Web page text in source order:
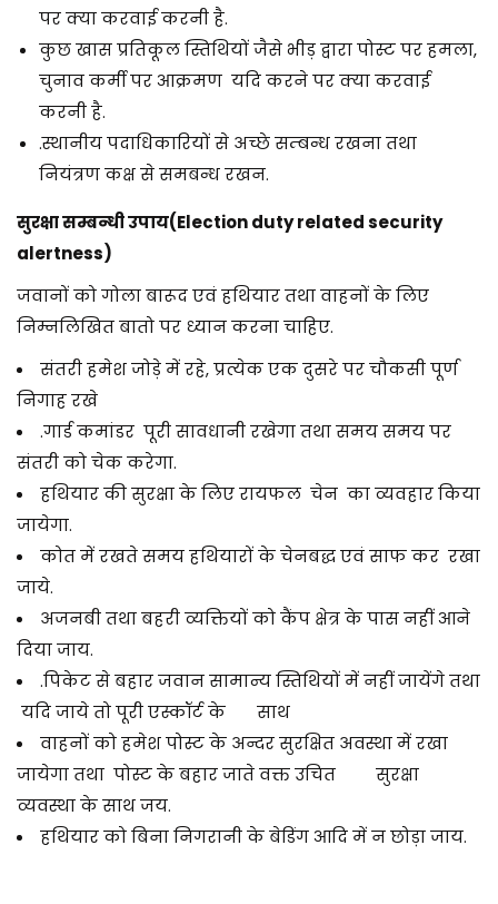
पर क्या करवाई करनी है.
कुछ खास प्रतिकूल स्तिथियों जैसे भीड़ द्वारा पोस्ट पर हमला,
चुनाव कर्मी पर आक्रमण यदि करने पर क्या करवाई
करनी है.
.स्थानीय पदाधिकारियों से अच्छे सम्बन्ध रखना तथा
नियंत्रण कक्ष से समबन्ध रखन.
सुरक्षा सम्बन्धी उपाय(Election duty related security
alertness)
जवानों को गोला बारूद एवं हथियार तथा वाहनों के लिए
निम्नलिखित बातो पर ध्यान करना चाहिए.
संतरी हमेश जोड़े में रहे, प्रत्येक एक दुसरे पर चौकसी पूर्ण
निगाह रखे
.गार्ड कमांडर पूरी सावधानी रखेगा तथा समय समय पर
संतरी को चेक करेगा.
हथियार की सुरक्षा के लिए रायफल चेन का व्यवहार किया
जायेगा.
कोत में रखते समय हथियारों के चेनबद्ध एवं साफ कर रखा
जाये.
अजनबी तथा बहरी व्यक्तियों को कैंप क्षेत्र के पास नहीं आने
दिया जाय.
.पिकेट से बहार जवान सामान्य स्तिथियों में नहीं जायेंगे तथा
यदि जाये तो पूरी एस्कॉर्ट के साथ
वाहनों को हमेश पोस्ट के अन्दर सुरक्षित अवस्था में रखा
जायेगा तथा पोस्ट के बहार जाते वक्त उचित सुरक्षा
व्यवस्था के साथ जय.
हथियार को बिना निगरानी के बेडिंग आदि में न छोड़ा जाय.